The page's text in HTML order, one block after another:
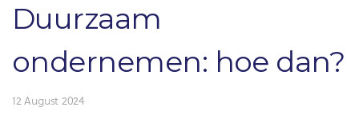
Duurzaam
ondernemen: hoe dan?
12 August 2024